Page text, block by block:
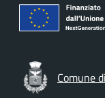
Comune